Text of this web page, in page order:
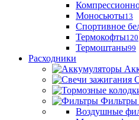
Моносьюты13
Спортивное
Термокофты120
Термоштаны99
Расходники
Фильтры
Воздушные